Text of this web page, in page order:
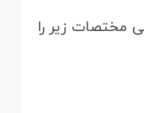
مختصات زیر را